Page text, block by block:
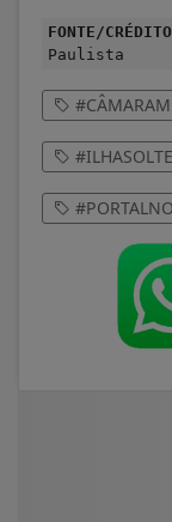
FONTE/
Paulista